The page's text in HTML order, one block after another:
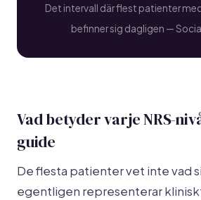
Det intervall där flest patienter
befinner sig dagligen —
Vad betyder varje NRS-
guide
De flesta patienter vet inte vad
egentligen representerar